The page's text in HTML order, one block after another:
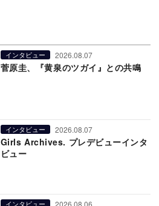
インタビュー 2026.08.07
菅原圭、『黄泉のツガイ』との共鳴
インタビュー 2026.08.07
Girls Archives. プレデビューインタ
ビュー
インタビュー 2026.08.06